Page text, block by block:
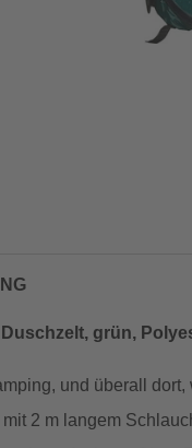
grün,
und überall
2 m langem